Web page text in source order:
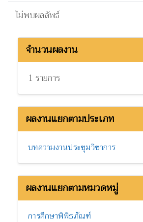
ไม่พบผลลัพธ์
จำนวนผลงาน
1 รายการ
ผลงานแยกตามประเภท
บทความงานประชุมวิชาการ
ผลงานแยกตามหมวดหมู่
การศึกษาพิพิธภัณฑ์